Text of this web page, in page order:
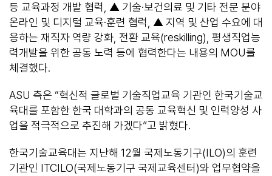
등 교육과정 개발 협력, ▲ 기술·보건의료 및 기타 전문 분야
온라인 및 디지털 교육·훈련 협력, ▲ 지역 및 산업 수요에 대
응하는 재직자 역량 강화, 전환 교육(reskilling), 평생직업능
력개발을 위한 공동 노력 등에 협력한다는 내용의 MOU를
체결했다.
ASU 측은 “혁신적 글로벌 기술직업교육 기관인 한국기술교
육대를 포함한 한국 대학과의 공동 교육혁신 및 인력양성 사
업을 적극적으로 추진해 가겠다”고 밝혔다.
한국기술교육대는 지난해 12월 국제노동기구(ILO)의 훈련
기관인 ITCILO(국제노동기구 국제교육센터)와 업무협약을